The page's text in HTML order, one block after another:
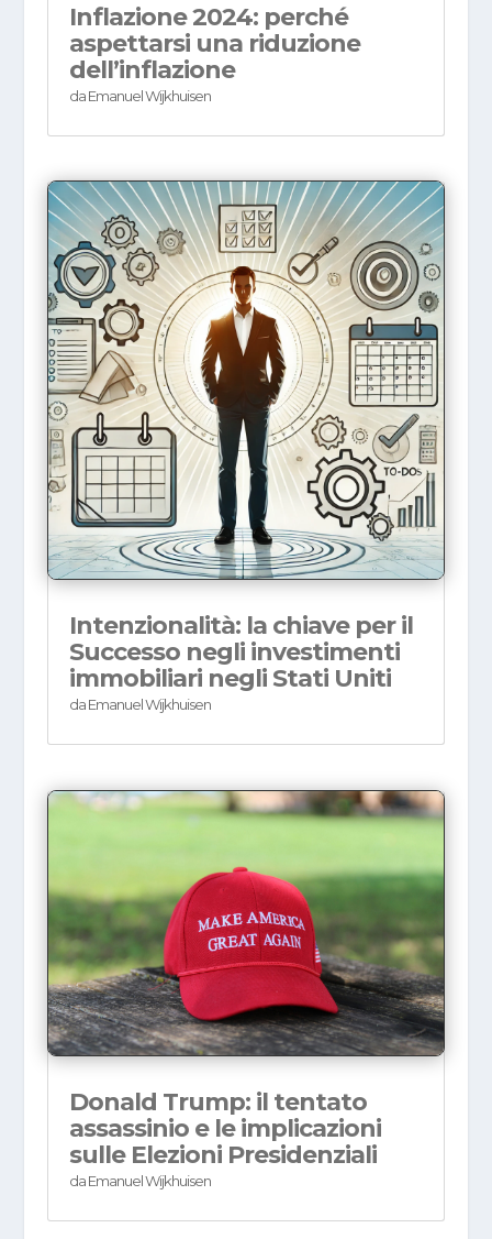
Inflazione 2024: perché
aspettarsi una riduzione
dell’inflazione
daEmanuel Wijkhuisen
Intenzionalità: la chiave per il
Successo negli investimenti
immobiliari negli Stati Uniti
daEmanuel Wijkhuisen
Donald Trump: il tentato
assassinio e le implicazioni
sulle Elezioni Presidenziali
daEmanuel Wijkhuisen